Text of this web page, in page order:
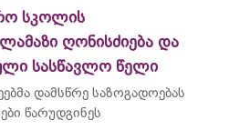
სკოლის
ღონისძიება და
სასწავლო წელი
დამსწრე საზოგადოებას
წარუდგინეს